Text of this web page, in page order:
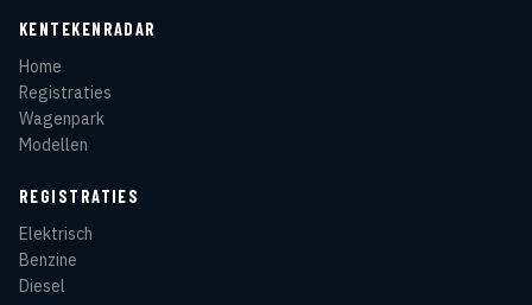
KENTEKENRADAR
Home
Registraties
Wagenpark
Modellen
REGISTRATIES
Elektrisch
Benzine
Diesel